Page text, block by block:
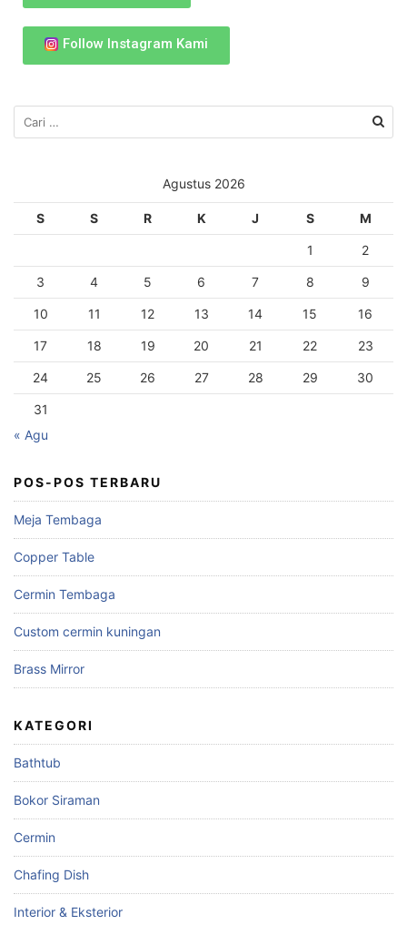
Follow Instagram Kami
Agustus 2026
S S R K J S M
1 2
3 4 5 6 7 8 9
10 11 12 13 14 15 16
17 18 19 20 21 22 23
24 25 26 27 28 29 30
31
« Agu
POS-POS TERBARU
Meja Tembaga
Copper Table
Cermin Tembaga
Custom cermin kuningan
Brass Mirror
KATEGORI
Bathtub
Bokor Siraman
Cermin
Chafing Dish
Interior & Eksterior